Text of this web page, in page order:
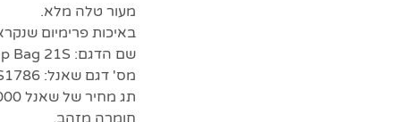
מעור טלה מלא.
באיכות פרימיום
שם הדגם: ️Chanel Flap Bag 21S.
מס' דגם שאנל: AS1786.
תג מחיר של שאנל $4,000.
חומרה מזהב.